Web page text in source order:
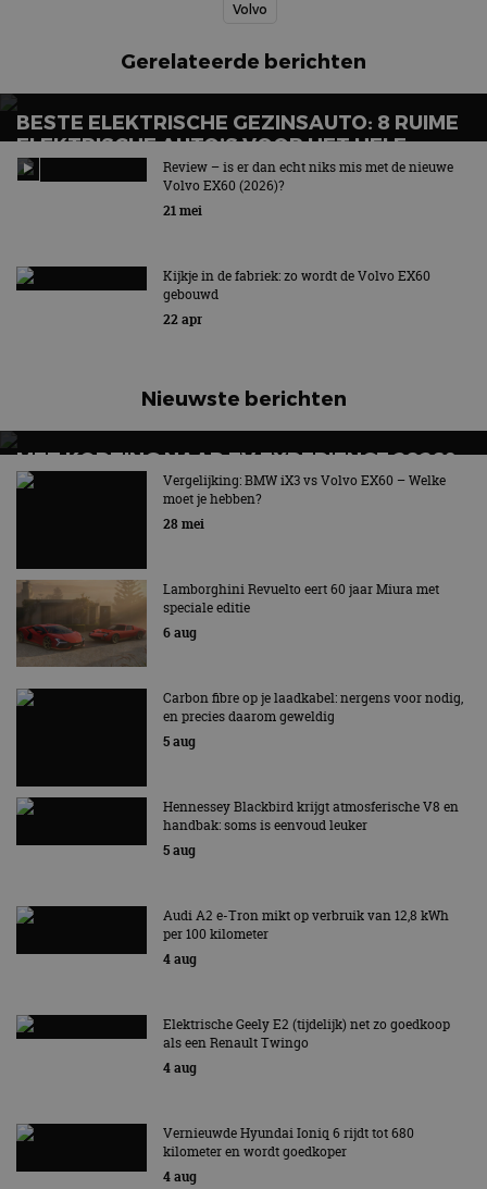
Volvo
Gerelateerde berichten
BESTE ELEKTRISCHE GEZINSAUTO: 8 RUIME
ELEKTRISCHE AUTO’S VOOR HET HELE
GEZIN
Wat is de beste elektrische gezinsauto voor grote
Review – is er dan echt niks mis met de nieuwe
Volvo EX60 (2026)?
21 mei
Kijkje in de fabriek: zo wordt de Volvo EX60
gebouwd
22 apr
Nieuwste berichten
MET KORTING NAAR EV EXPERIENCE 2026?
AUTORAI REGELT HET!
EV Experience 2026 van 24 tot 26 september
Vergelijking: BMW iX3 vs Volvo EX60 – Welke
moet je hebben?
28 mei
Lamborghini Revuelto eert 60 jaar Miura met
speciale editie
6 aug
Carbon fibre op je laadkabel: nergens voor nodig,
en precies daarom geweldig
5 aug
Hennessey Blackbird krijgt atmosferische V8 en
handbak: soms is eenvoud leuker
5 aug
Audi A2 e-Tron mikt op verbruik van 12,8 kWh
per 100 kilometer
4 aug
Elektrische Geely E2 (tijdelijk) net zo goedkoop
als een Renault Twingo
4 aug
Vernieuwde Hyundai Ioniq 6 rijdt tot 680
kilometer en wordt goedkoper
4 aug